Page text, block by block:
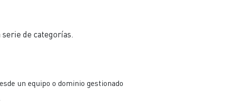
de categorías.
un equipo o dominio gestionado